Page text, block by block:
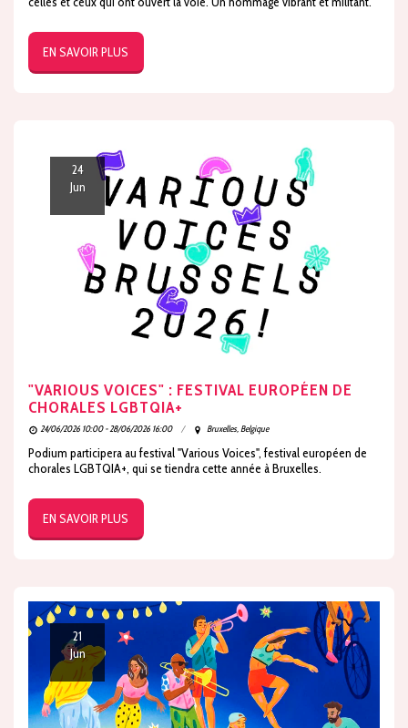
EN SAVOIR PLUS
24
Jun
"VARIOUS VOICES" : FESTIVAL EUROPÉEN DE
CHORALES LGBTQIA+
24/06/2026 10:00 - 28/06/2026 16:00 Bruxelles, Belgique
Podium participera au festival "Various Voices", festival européen de
chorales LGBTQIA+, qui se tiendra cette année à Bruxelles.
EN SAVOIR PLUS
21
Jun